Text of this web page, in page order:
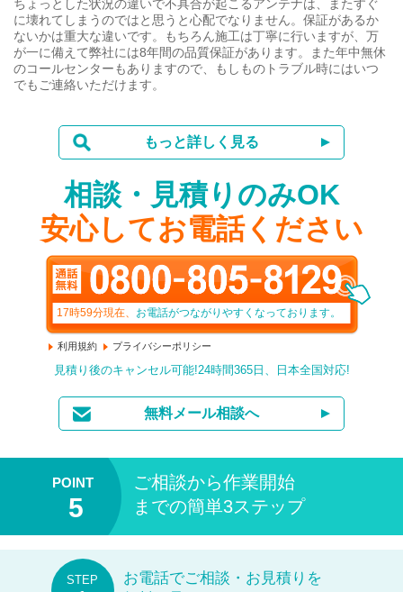
ちょっとした状況の違いで不具合が起こるアンテナは、またすぐ
に壊れてしまうのではと思うと心配でなりません。保証があるか
ないかは重大な違いです。もちろん施工は丁寧に行いますが、万
が一に備えて弊社には8年間の品質保証があります。また年中無休
のコールセンターもありますので、もしものトラブル時にはいつ
でもご連絡いただけます。
もっと詳しく見る
相談・見積りのみOK
安心してお電話ください
17時59分現在、 お電話がつながりやすくなっております。
利用規約 プライバシーポリシー
見積り後のキャンセル可能!24時間365日、日本全国対応!
無料メール相談へ
ご相談から作業開始
までの簡単3ステップ
お電話でご相談・お見積りを